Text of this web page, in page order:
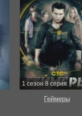
1 сезон 8 серия
Геймеры